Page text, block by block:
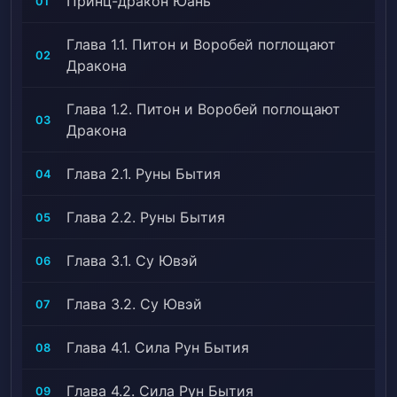
область, где он встречает красивую девочку в
непостижимого старика в черном.
погружается в водоворот судьбы, в то время как
ищет вершину совершенствования.# Академия,
Аристократия, Высокомерные персонажи, Военная
Заботливый протагонист, Харизматичный
Судьба, Familial Love, Мир фэнтези, Красивый герой,
Романтический побочный сюжет, Королевская
Право сильного, Становление сильного
02
Глава 1.1. Питон и Воробей поглощают
Дракона
03
Глава 1.2. Питон и Воробей поглощают
Дракона
04 Глава 2.1. Руны Бытия
05 Глава 2.2. Руны Бытия
06 Глава 3.1. Су Ювэй
07 Глава 3.2. Су Ювэй
08 Глава 4.1. Сила Рун Бытия
09 Глава 4.2. Сила Рун Бытия